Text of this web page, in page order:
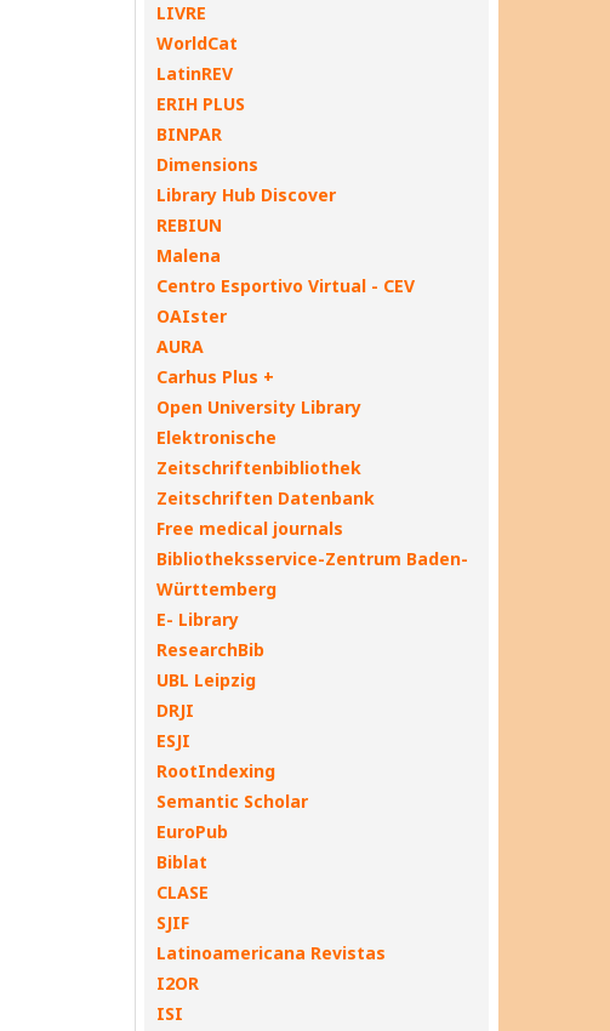
LIVRE
WorldCat
LatinREV
ERIH PLUS
BINPAR
Dimensions
Library Hub Discover
REBIUN
Malena
Centro Esportivo Virtual - CEV
OAIster
AURA
Carhus Plus +
Open University Library
Elektronische
Zeitschriftenbibliothek
Zeitschriften Datenbank
Free medical journals
Bibliotheksservice-Zentrum Baden-
Württemberg
E- Library
ResearchBib
UBL Leipzig
DRJI
ESJI
RootIndexing
Semantic Scholar
EuroPub
Biblat
CLASE
SJIF
Latinoamericana Revistas
I2OR
ISI